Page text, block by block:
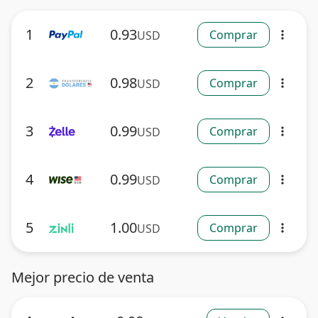
1 0.93USD Comprar more_vert
2 0.98USD Comprar more_vert
3 0.99USD Comprar more_vert
4 0.99USD Comprar more_vert
5 1.00USD Comprar more_vert
Mejor precio de venta